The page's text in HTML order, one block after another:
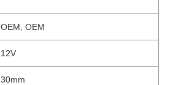
OEM, OEM
12V
30mm